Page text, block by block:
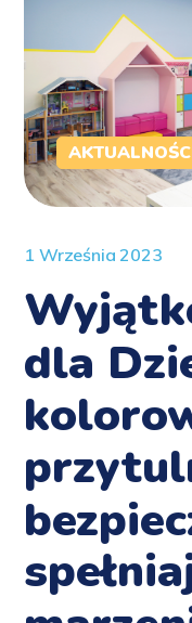
1 Września 2023
dla